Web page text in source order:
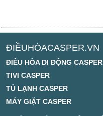
ĐIỀUHÒACASPER.VN
ĐIỀU HÒA DI ĐỘNG CASPER
TIVI CASPER
TỦ LẠNH CASPER
MÁY GIẶT CASPER